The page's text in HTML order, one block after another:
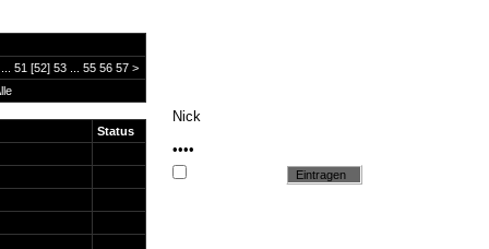
51 [52] 53 55 56 57 >
Status